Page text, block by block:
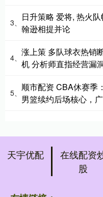
3、
日升策略 爱将, 热火队
翰逊相提并论
4、
涨上策 多队球衣热销
机 分析师直指经营漏
5、
顺市配资 CBA休赛季
男篮续约后场核心，
天宇优配
在线配资
股